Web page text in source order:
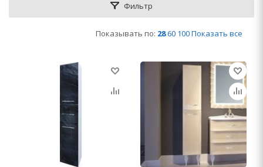
Фильтр
Показывать по: 28 60 100Показать все